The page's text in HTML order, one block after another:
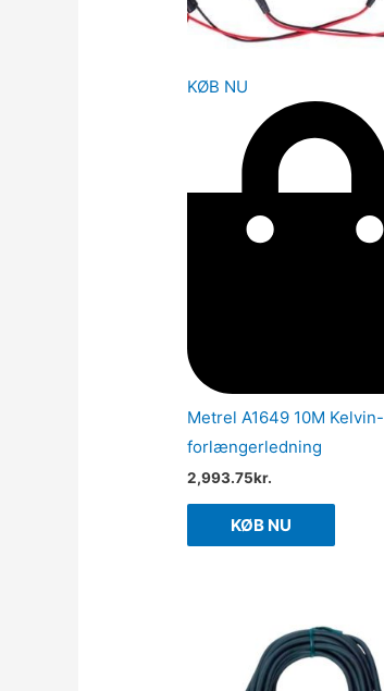
KØB NU
Metrel A1649 10M Kelvin-
forlængerledning
2,993.75kr.
KØB NU